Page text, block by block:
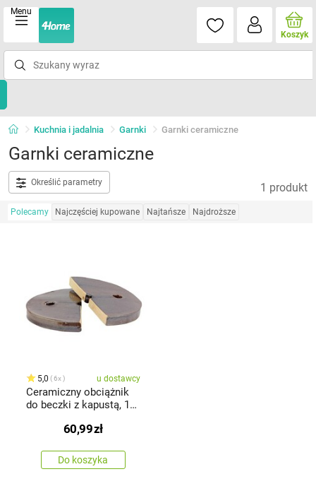
Menu
Koszyk
Kuchnia i jadalnia Garnki Garnki ceramiczne
Garnki ceramiczne
Określić parametry 1 produkt
Polecamy Najczęściej kupowane Najtańsze Najdroższe
5,0 6x u dostawcy
Ceramiczny obciążnik
do beczki z kapustą, 17
60,99zł
Do koszyka